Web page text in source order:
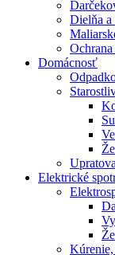
Dielňa a
Domácnosť
Elektrické